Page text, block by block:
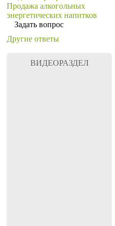
Продажа алкогольных
энергетических напитков
Задать вопрос
Другие ответы
ВИДЕОРАЗДЕЛ